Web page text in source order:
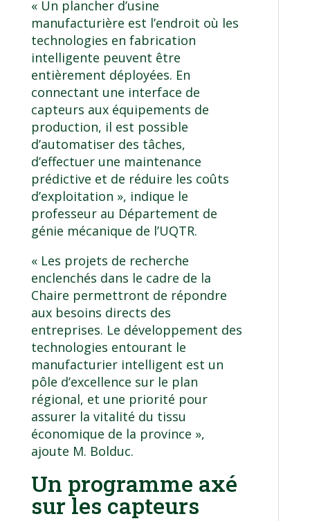
« Un plancher d’usine
manufacturière est l’endroit où les
technologies en fabrication
intelligente peuvent être
entièrement déployées. En
connectant une interface de
capteurs aux équipements de
production, il est possible
d’automatiser des tâches,
d’effectuer une maintenance
prédictive et de réduire les coûts
d’exploitation », indique le
professeur au Département de
génie mécanique de l’UQTR.
« Les projets de recherche
enclenchés dans le cadre de la
Chaire permettront de répondre
aux besoins directs des
entreprises. Le développement des
technologies entourant le
manufacturier intelligent est un
pôle d’excellence sur le plan
régional, et une priorité pour
assurer la vitalité du tissu
économique de la province »,
ajoute M. Bolduc.
Un programme axé
sur les capteurs